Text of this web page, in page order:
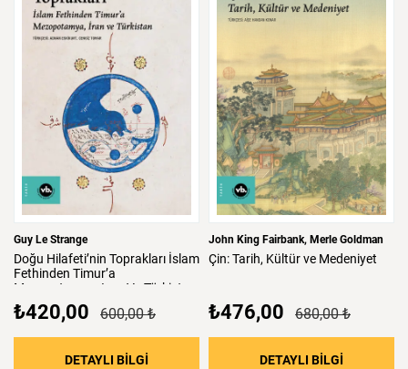
Guy Le Strange
Doğu Hilafeti’nin Toprakları İslam
Fethinden Timur’a
Mezopotamya,
Iran Ve Türkistan
₺420,00 600,00 ₺
DETAYLI BİLGİ : Doğu Hilafeti’nin Toprakları İslam
John King Fairbank Merle Goldman
Çin:Tarih, Kültürve Medeniyet
₺476,00 680,00 ₺
DETAYLI BİLGİ